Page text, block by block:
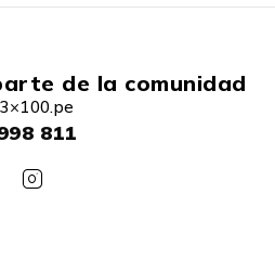
de la comunidad
811